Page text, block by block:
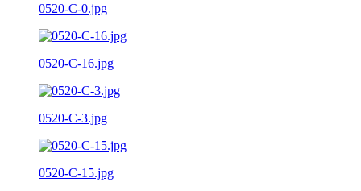
0520-C-0.jpg
0520-C-16.jpg
0520-C-3.jpg
0520-C-15.jpg